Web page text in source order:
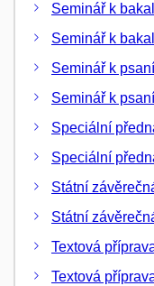
Seminář k
Seminář k
Seminář k psaní
Seminář k psaní
Speciální
Speciální
Státní
Státní
Textová
Textová